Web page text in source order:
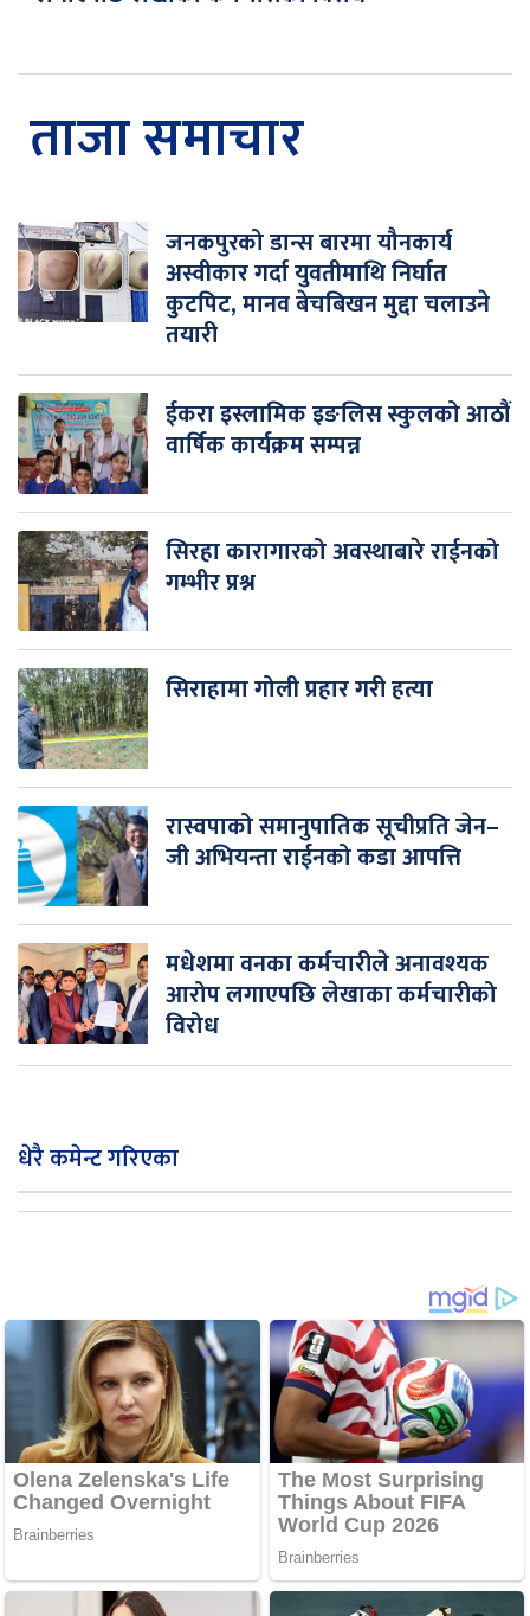
ताजा समाचार
जनकपुरको डान्स बारमा यौनकार्य
अस्वीकार गर्दा युवतीमाथि निर्घात
कुटपिट, मानव बेचबिखन मुद्दा चलाउने
तयारी
ईकरा इस्लामिक इङलिस स्कुलको आठौं
वार्षिक कार्यक्रम सम्पन्न
सिरहा कारागारको अवस्थाबारे राईनको
गम्भीर प्रश्न
सिराहामा गोली प्रहार गरी हत्या
रास्वपाको समानुपातिक सूचीप्रति जेन–
जी अभियन्ता राईनको कडा आपत्ति
मधेशमा वनका कर्मचारीले अनावश्यक
आरोप लगाएपछि लेखाका कर्मचारीको
विरोध
धेरै कमेन्ट गरिएका